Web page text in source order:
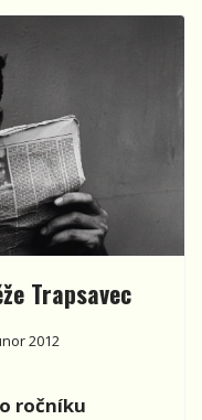
Trapsavec
2012
ročníku